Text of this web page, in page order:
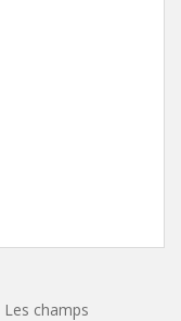
Les champs